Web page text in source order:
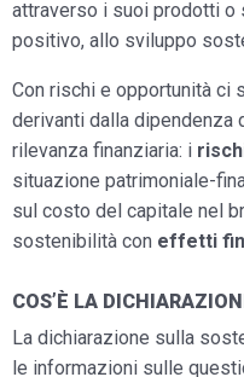
attraverso i suoi prodotti o
positivo, allo sviluppo
Con rischi e opportunità ci
derivanti dalla dipendenza
rilevanza finanziaria: i
situazione patrimoniale-
sul costo del capitale nel
sostenibilità con effetti
COS’È LA
La dichiarazione sulla
le informazioni sulle